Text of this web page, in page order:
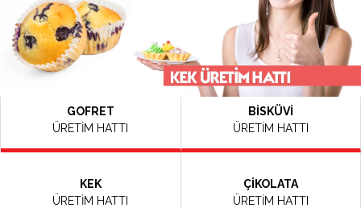
GOFRET
ÜRETİM HATTI
BİSKÜVİ
ÜRETİM HATTI
KEK
ÜRETİM HATTI
ÇİKOLATA
ÜRETİM HATTI